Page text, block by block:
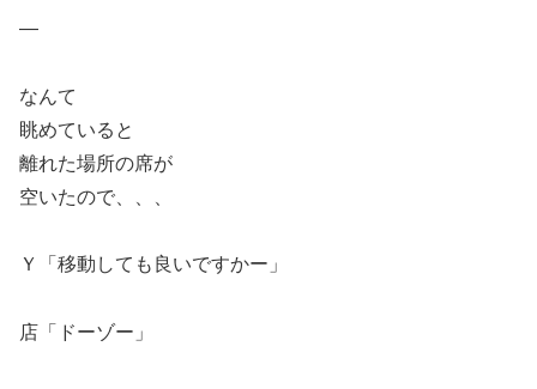
—
なんて
眺めていると
離れた場所の席が
空いたので、、、
Ｙ「移動しても良いですかー」
店「ドーゾー」